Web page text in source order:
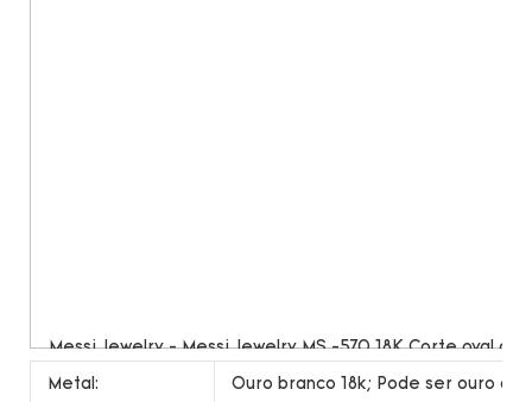
Metal: Ouro branco 18k; Pode ser ouro